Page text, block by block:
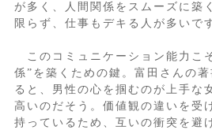
が多く、人間関係をスムーズに築
限らず、仕事もデキる人が多いで
このコミュニケーション能力こ
係”を築くための鍵。富田さんの
ると、男性の心を掴むのが上手な
高いのだそう。価値観の違いを受
持っているため、互いの衝突を避